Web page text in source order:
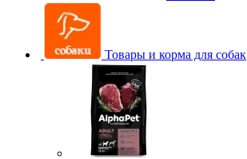
Товары и корма для собак